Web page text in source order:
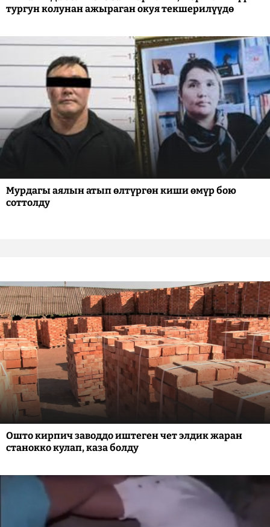
тургун колунан ажыраган окуя текшерилүүдө
Мурдагы аялын атып өлтүргөн киши өмүр бою
соттолду
Ошто кирпич заводдо иштеген чет элдик жаран
станокко кулап, каза болду